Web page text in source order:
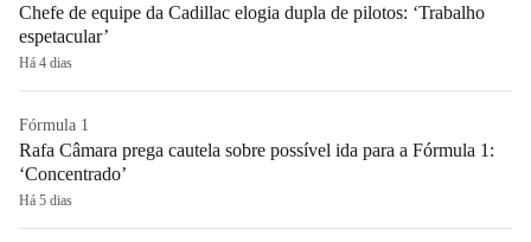
Chefe de equipe da Cadillac elogia dupla de pilotos: ‘Trabalho
espetacular’
Há 4 dias
Fórmula 1
Rafa Câmara prega cautela sobre possível ida para a Fórmula 1:
‘Concentrado’
Há 5 dias